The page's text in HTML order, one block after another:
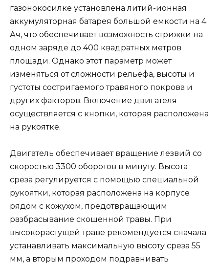
газонокосилке установлена литий-ионная
аккумуляторная батарея большой емкости на 4
Ач, что обеспечивает возможность стрижки на
одном заряде до 400 квадратных метров
площади. Однако этот параметр может
изменяться от сложности рельефа, высоты и
густоты состригаемого травяного покрова и
других факторов. Включение двигателя
осуществляется с кнопки, которая расположена
на рукоятке.
Двигатель обеспечивает вращение лезвий со
скоростью 3300 оборотов в минуту. Высота
среза регулируется с помощью специальной
рукоятки, которая расположена на корпусе
рядом с кожухом, предотвращающим
разбрасывание скошенной травы. При
высокорастущей траве рекомендуется сначала
устанавливать максимальную высоту среза 55
мм, а вторым проходом подравнивать